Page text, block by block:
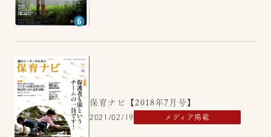
保育ナビ【2018年7月号】
2021/02/19 メディア掲載